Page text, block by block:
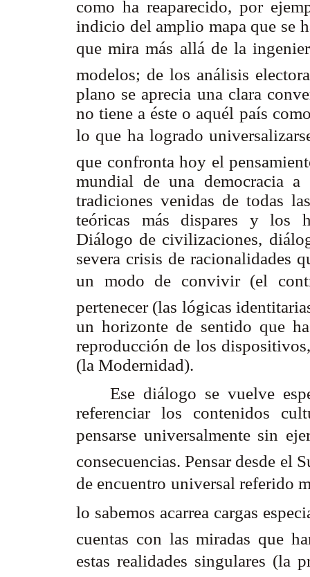
como ha reaparecido, por
indicio del amplio mapa que se
que mira más allá de la
modelos; de los análisis
plano se aprecia una clara
no tiene a éste o aquél país
lo que ha logrado
que confronta hoy el
mundial de una democracia
tradiciones venidas de todas
teóricas más dispares y los
Diálogo de civilizaciones,
severa crisis de racionalidades
un modo de convivir (el
pertenecer (las lógicas
un horizonte de sentido que
reproducción de los
(la Modernidad).
Ese diálogo se vuelve
referenciar los contenidos
pensarse universalmente sin
consecuencias. Pensar desde el
de encuentro universal referido
lo sabemos acarrea cargas
cuentas con las miradas que
estas realidades singulares (la